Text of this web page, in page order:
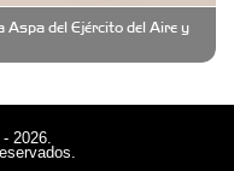
Rellenos!
Aspa del Ejército del Aire y
2026.